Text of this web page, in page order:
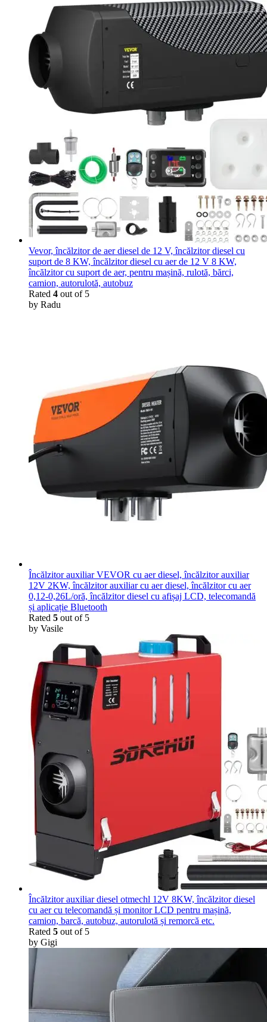
Vevor, încălzitor de aer diesel de 12 V, încălzitor diesel cu
suport de 8 KW, încălzitor diesel cu aer de 12 V 8 KW,
încălzitor cu suport de aer, pentru mașină, rulotă, bărci,
camion, autorulotă, autobuz
Rated 4 out of 5
by Radu
Încălzitor auxiliar VEVOR cu aer diesel, încălzitor auxiliar
12V 2KW, încălzitor auxiliar cu aer diesel, încălzitor cu aer
0,12-0,26L/oră, încălzitor diesel cu afișaj LCD, telecomandă
și aplicație Bluetooth
Rated 5 out of 5
by Vasile
Încălzitor auxiliar diesel otmechl 12V 8KW, încălzitor diesel
cu aer cu telecomandă și monitor LCD pentru mașină,
camion, barcă, autobuz, autorulotă și remorcă etc.
Rated 5 out of 5
by Gigi